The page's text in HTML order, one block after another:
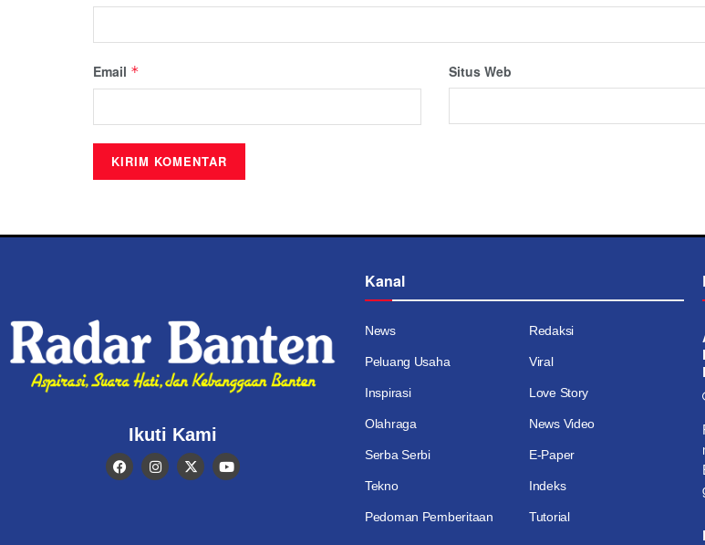
Email * Situs Web
Ikuti Kami
Kanal
News Redaksi
Peluang Usaha Viral
Inspirasi Love Story
Olahraga News Video
Serba Serbi E-Paper
Tekno
Pedoman Pemberitaan
Indeks
Tutorial